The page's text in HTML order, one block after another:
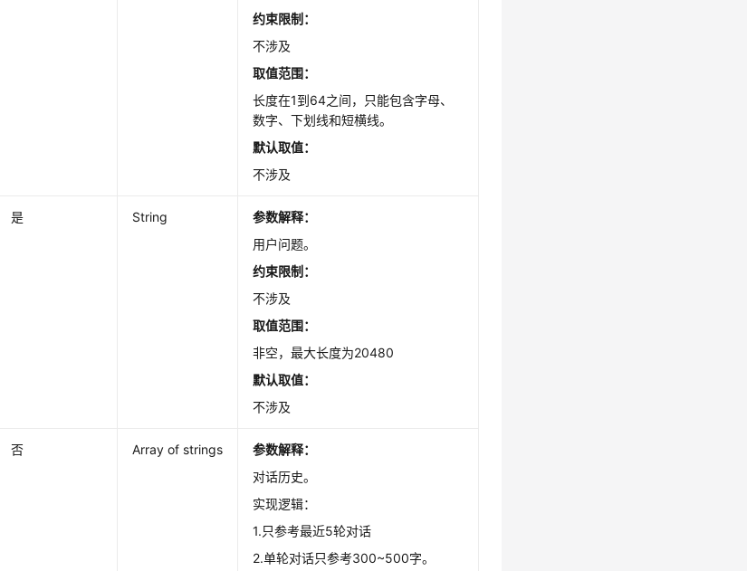
约束限制：
不涉及
取值范围：
长度在1到64之间，只能包含字母、
数字、下划线和短横线。
默认取值：
不涉及
是 String
参数解释：
用户问题。
约束限制：
不涉及
取值范围：
非空，最大长度为20480
默认取值：
不涉及
否 Array of strings
参数解释：
对话历史。
实现逻辑：
1.只参考最近5轮对话
2.单轮对话只参考300~500字。